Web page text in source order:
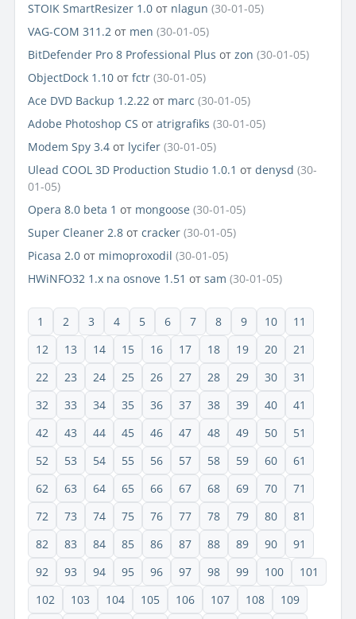
STOIK SmartResizer 1.0 от nlagun (30-01-05)
VAG-COM 311.2 от men (30-01-05)
BitDefender Pro 8 Professional Plus от zon (30-01-05)
ObjectDock 1.10 от fctr (30-01-05)
Ace DVD Backup 1.2.22 от marc (30-01-05)
Adobe Photoshop CS от atrigrafiks (30-01-05)
Modem Spy 3.4 от lycifer (30-01-05)
Ulead COOL 3D Production Studio 1.0.1 от denysd (30-
01-05)
Opera 8.0 beta 1 от mongoose (30-01-05)
Super Cleaner 2.8 от cracker (30-01-05)
Picasa 2.0 от mimoproxodil (30-01-05)
HWiNFO32 1.x na osnove 1.51 от sam (30-01-05)
1 2 3 4 5 6 7 8 9 10
11
12
13 14 15 16 17 18 19 20
21
22
23 24 25 26 27 28 29 30
31
32
33 34 35 36 37 38 39 40
41
42
43 44 45 46 47 48 49 50
51
52
53 54 55 56 57 58 59 60
61
62
63 64 65 66 67 68 69 70
71
72
73 74 75 76 77 78 79 80
81
82
83 84 85 86 87 88 89 90
91
92
93 94 95 96 97 98 99 100
101
102
103 104 105 106 107 108
109